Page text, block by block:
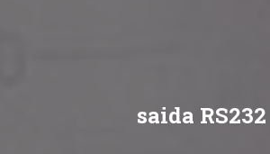
saida RS232